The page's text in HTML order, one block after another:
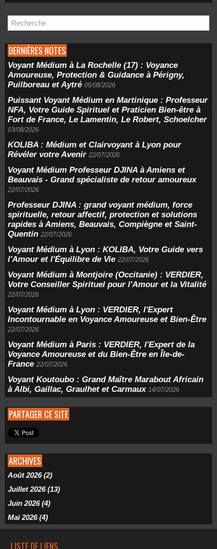
DERNIÈRES NOTES
Voyant Médium à La Rochelle (17) : Voyance
Amoureuse, Protection & Guidance à Périgny,
Puilboreau et Aytré 05/08/2026
Puissant Voyant Médium en Martinique : Professeur
NFA, Votre Guide Spirituel et Praticien Bien-être à
Fort de France, Le Lamentin, Le Robert, Schoelcher
03/08/2026
KOLIBA : Médium et Clairvoyant à Lyon pour
Révéler votre Avenir 22/07/2026
Voyant Médium Professeur DJINA à Amiens et
Beauvais - Grand spécialiste de retour amoureux
22/07/2026
Professeur DJINA : grand voyant médium, force
spirituelle, retour affectif, protection et solutions
rapides à Amiens, Beauvais, Compiègne et Saint-
Quentin 22/07/2026
Voyant Médium à Lyon : KOLIBA, Votre Guide vers
l'Amour et l'Équilibre de Vie 22/07/2026
Voyant Médium à Montjoire (Occitanie) : VERDIER,
Votre Conseiller Spirituel pour l'Amour et la Vitalité
22/07/2026
Voyant Médium à Lyon : VERDIER, l'Expert
Incontournable en Voyance Amoureuse et Bien-Être
22/07/2026
Voyant Médium à Paris : VERDIER, l'Expert de la
Voyance Amoureuse et du Bien-Être en Île-de-
France 22/07/2026
Voyant Koutoubo : Grand Maître Marabout Africain
à Albi, Gaillac, Graulhet et Carmaux 14/07/2026
PARTAGER CE SITE
ARCHIVES
Août 2026 (2)
Juillet 2026 (13)
Juin 2026 (4)
Mai 2026 (4)
LISTE DE LIENS